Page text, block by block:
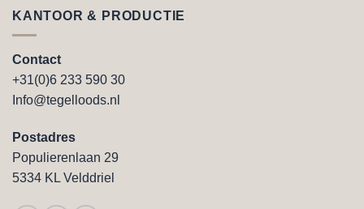
KANTOOR & PRODUCTIE
Contact
+31(0)6 233 590 30
Info@tegelloods.nl
Postadres
Populierenlaan 29
5334 KL Velddriel